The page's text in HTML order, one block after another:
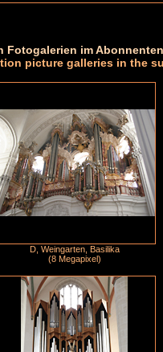
im
picture galleries in the
D, Weingarten, Basilika
(8 Megapixel)